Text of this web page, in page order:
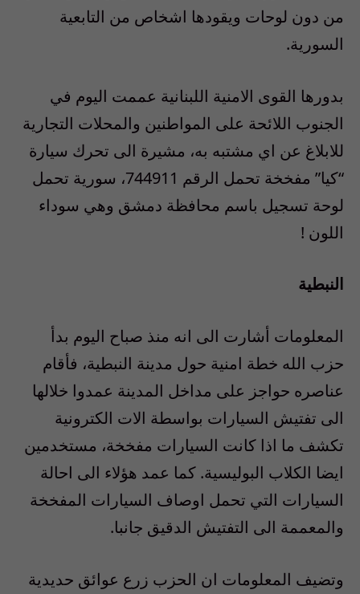
من دون لوحات ويقودها اشخاص من التابعية
السورية.
بدورها القوى الامنية اللبنانية عممت اليوم في
الجنوب اللائحة على المواطنين والمحلات التجارية
للابلاغ عن اي مشتبه به، مشيرة الى تحرك سيارة
“كيا” مفخخة تحمل الرقم 744911، سورية تحمل
لوحة تسجيل باسم محافظة دمشق وهي سوداء
اللون !
النبطية
المعلومات أشارت الى انه منذ صباح اليوم بدأ
حزب الله خطة امنية حول مدينة النبطية، فأقام
عناصره حواجز على مداخل المدينة عمدوا خلالها
الى تفتيش السيارات بواسطة الات الكترونية
تكشف ما اذا كانت السيارات مفخخة، مستخدمين
ايضا الكلاب البوليسية. كما عمد هؤلاء الى احالة
السيارات التي تحمل اوصاف السيارات المفخخة
والمعممة الى التفتيش الدقيق جانبا.
وتضيف المعلومات ان الحزب زرع عوائق حديدية